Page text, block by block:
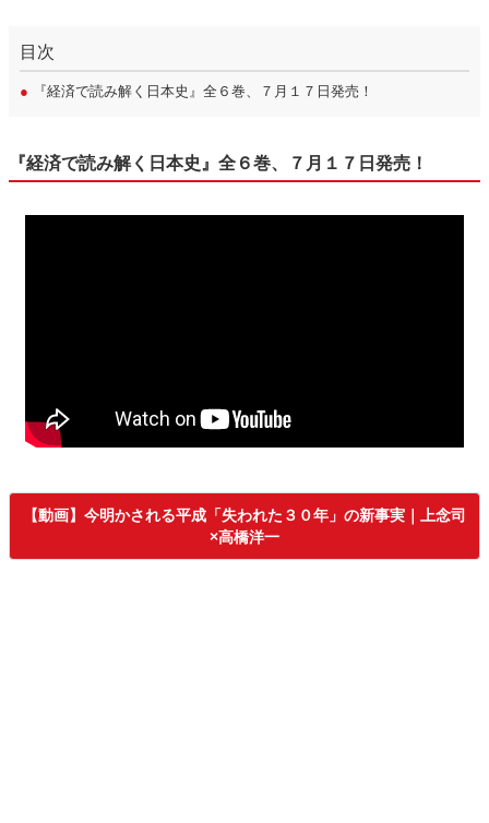
目次
● 『経済で読み解く日本史』全６巻、７月１７日発売！
『経済で読み解く日本史』全６巻、７月１７日発売！
【動画】今明かされる平成「失われた３０年」の新事実｜上念司
×高橋洋一